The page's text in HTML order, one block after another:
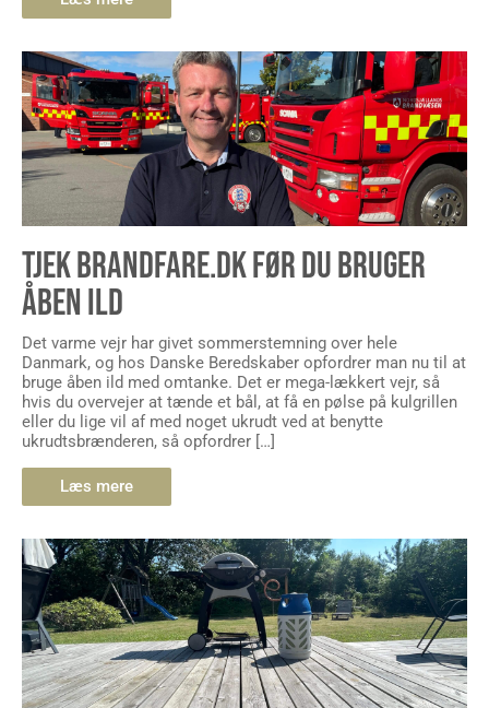
TJEK BRANDFARE.DK FØR DU BRUGER
ÅBEN ILD
Det varme vejr har givet sommerstemning over hele
Danmark, og hos Danske Beredskaber opfordrer man nu til at
bruge åben ild med omtanke. Det er mega-lækkert vejr, så
hvis du overvejer at tænde et bål, at få en pølse på kulgrillen
eller du lige vil af med noget ukrudt ved at benytte
ukrudtsbrænderen, så opfordrer […]
Læs mere